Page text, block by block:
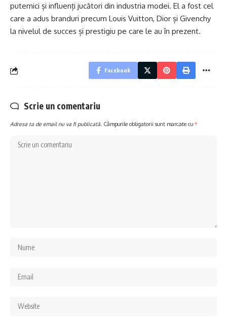
puternici și influenți jucători din industria modei. El a fost cel
care a adus branduri precum Louis Vuitton, Dior și Givenchy
la nivelul de succes și prestigiu pe care le au în prezent.
Facebook
Scrie un comentariu
Adresa ta de email nu va fi publicată. Câmpurile obligatorii sunt marcate cu *